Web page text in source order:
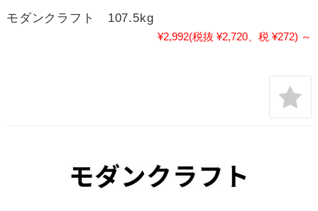
モダンクラフト 107.5kg
¥2,992(税抜 ¥2,720、税 ¥272) ～